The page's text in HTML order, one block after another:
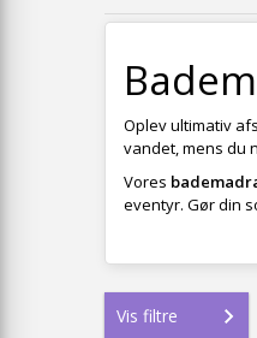
Oplev ultimativ
vandet, mens du
Vores
eventyr. Gør din
Vis filtre